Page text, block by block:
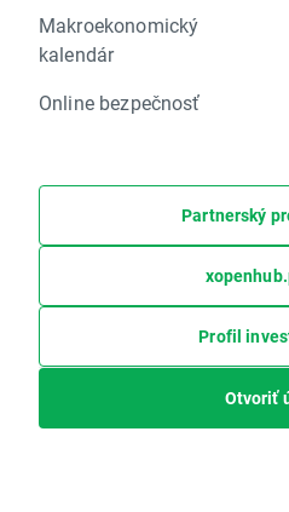
Makroekonomický
kalendár
Online bezpečnosť
Partnerský
Profil
Otvoriť